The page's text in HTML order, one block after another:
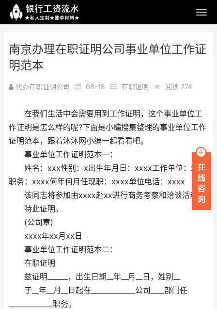
南京办理在职证明公司事业单位工作证
明范本
代办在职证明公司 08-18 在职证明 阅读 274
在我们生活中会需要用到工作证明，这个事业单位工
作证明是怎么样的呢?下面是小编搜集整理的事业单位工作
证明范本，跟着沐沐网小编一起看看吧。
事业单位工作证明范本一：
姓名：xxx性别：x出生年月日：xxxx工作单位：xxxx
职务：xxxx何年何月任现职：xxxx单位电话：xxxx
该同志将参加由xxxx赴xx进行商务考察和洽谈活动。
特此证明。
(公司章)
xxxx年xx月xx日
事业单位工作证明范本二：
在职证明
兹证明______，出生日期__年__月__日，姓别__
于__年__月__日起在_____________公司____部门任
_____________职务。